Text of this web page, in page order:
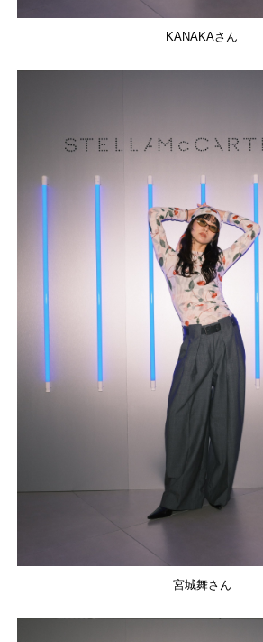
KANAKAさん
宮城舞さん